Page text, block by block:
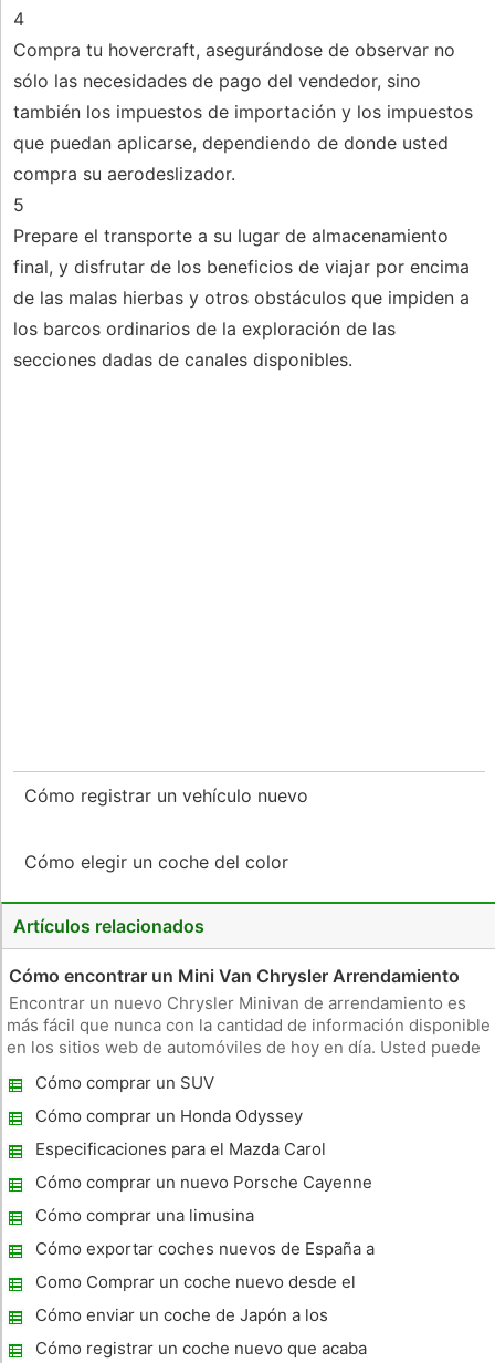
4
Compra tu hovercraft, asegurándose de observar no
sólo las necesidades de pago del vendedor, sino
también los impuestos de importación y los impuestos
que puedan aplicarse, dependiendo de donde usted
compra su aerodeslizador.
5
Prepare el transporte a su lugar de almacenamiento
final, y disfrutar de los beneficios de viajar por encima
de las malas hierbas y otros obstáculos que impiden a
los barcos ordinarios de la exploración de las
secciones dadas de canales disponibles.
Cómo registrar un vehículo nuevo
Cómo elegir un coche del color
Artículos relacionados
Cómo encontrar un Mini Van Chrysler Arrendamiento
Encontrar un nuevo Chrysler Minivan de arrendamiento es
más fácil que nunca con la cantidad de información disponible
en los sitios web de automóviles de hoy en día. Usted puede
tiempo con un poco de investigación. El mayor problema que
se le
Cómo comprar un SUV
Cómo comprar un Honda Odyssey
Especificaciones para el Mazda Carol
Cómo comprar un nuevo Porsche Cayenne
Cómo comprar una limusina
Cómo exportar coches nuevos de España a
los EE.UU.
Como Comprar un coche nuevo desde el
fabricante
Cómo enviar un coche de Japón a los
EE.UU.
Cómo registrar un coche nuevo que acaba